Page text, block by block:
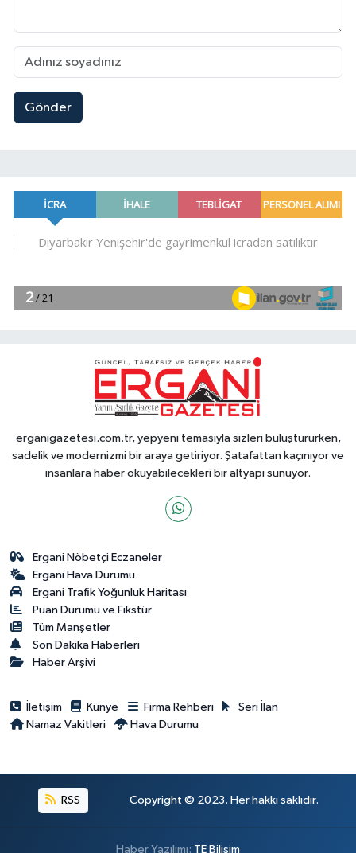
Gönder
erganigazetesi.com.tr, yepyeni temasıyla sizleri buluştururken,
sadelik ve modernizmi bir araya getiriyor. Şatafattan kaçınıyor ve
insanlara haber okuyabilecekleri bir altyapı sunuyor.
Ergani Nöbetçi Eczaneler
Ergani Hava Durumu
Ergani Trafik Yoğunluk Haritası
Puan Durumu ve Fikstür
Tüm Manşetler
Son Dakika Haberleri
Haber Arşivi
İletişim Künye Firma Rehberi
Seri İlan
Namaz Vakitleri
Hava Durumu
RSS Copyright © 2023. Her hakkı saklıdır.
Haber Yazılımı: TE Bilişim